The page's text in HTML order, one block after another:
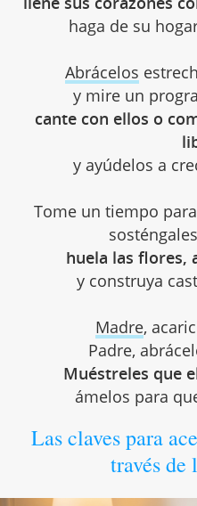
haga de su
Abrácelos
y mire un
cante con ellos o
y ayúdelos a
Tome un tiempo
huela las flores,
y construya
Madre,
Padre,
Muéstreles que
ámelos para
Las claves para
través de